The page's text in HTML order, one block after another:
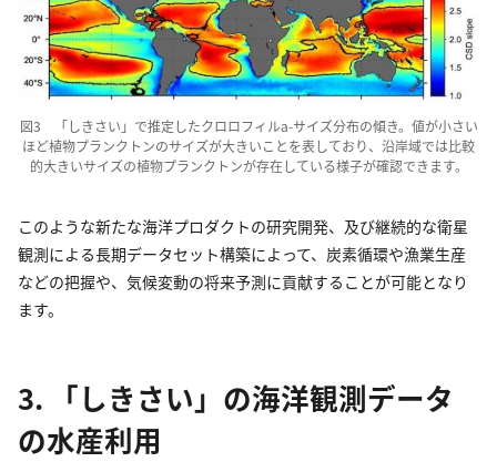
図3 「しきさい」で推定したクロロフィルa-サイズ分布の傾き。値が小さい
ほど植物プランクトンのサイズが大きいことを表しており、沿岸域では比較
的大きいサイズの植物プランクトンが存在している様子が確認できます。
このような新たな海洋プロダクトの研究開発、及び継続的な衛星
観測による長期データセット構築によって、炭素循環や漁業生産
などの把握や、気候変動の将来予測に貢献することが可能となり
ます。
3. 「しきさい」の海洋観測データ
の水産利用